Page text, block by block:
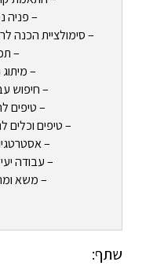
– פניה
– סימולציית הכנה
–
–
– חיפוש
– טיפים
– טיפים
–
– עבודה
– משא
שתף: